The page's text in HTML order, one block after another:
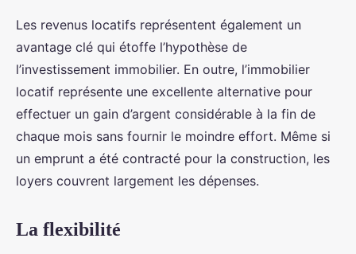
Les revenus locatifs représentent également un
avantage clé qui étoffe l’hypothèse de
l’investissement immobilier. En outre, l’immobilier
locatif représente une excellente alternative pour
effectuer un gain d’argent considérable à la fin de
chaque mois sans fournir le moindre effort. Même si
un emprunt a été contracté pour la construction, les
loyers couvrent largement les dépenses.
La flexibilité